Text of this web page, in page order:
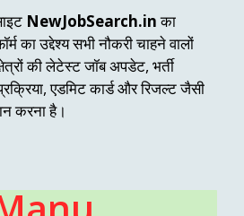
NewJobSearch.inका
का उद्देश्य सभी नौकरी चाहने वालों
की लेटेस्ट जॉब अपडेट, भर्ती
एडमिट कार्ड और रिजल्ट जैसी
करना है।